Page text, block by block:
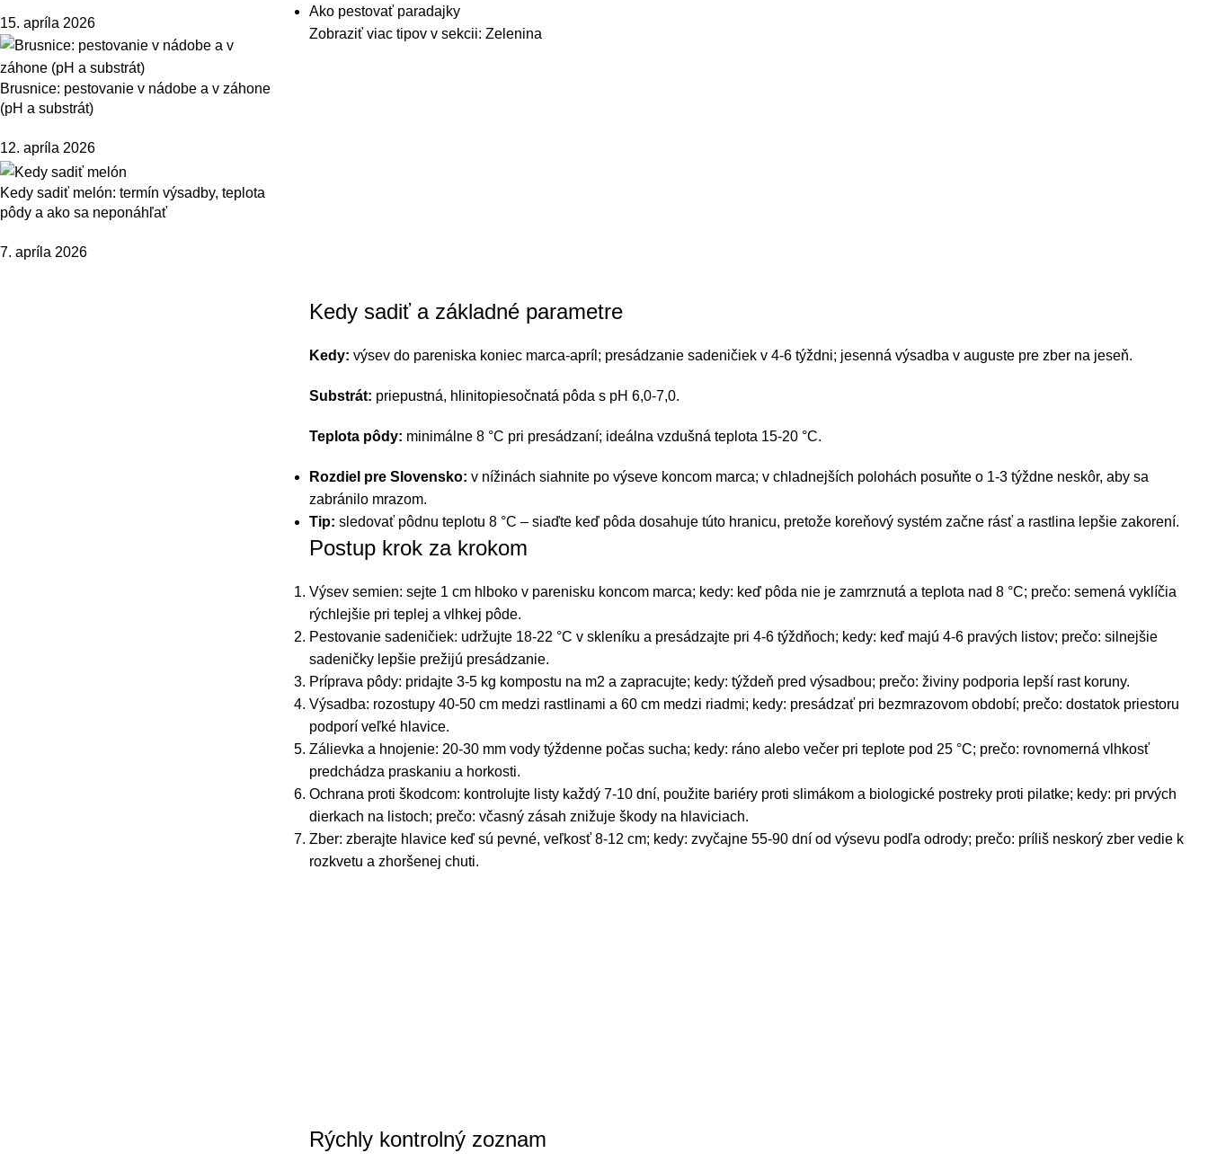
15. apríla 2026
Brusnice: pestovanie v nádobe a v záhone
(pH a substrát)
12. apríla 2026
Kedy sadiť melón: termín výsadby, teplota
pôdy a ako sa neponáhľať
7. apríla 2026
Ako pestovať paradajky
Zobraziť viac tipov v sekcii: Zelenina
Kedy sadiť a základné parametre
Kedy: výsev do pareniska koniec marca-apríl; presádzanie sadeničiek v 4-6 týždni; jesenná výsadba v auguste pre zber na jeseň.
Substrát: priepustná, hlinitopiesočnatá pôda s pH 6,0-7,0.
Teplota pôdy: minimálne 8 °C pri presádzaní; ideálna vzdušná teplota 15-20 °C.
Rozdiel pre Slovensko: v nížinách siahnite po výseve koncom marca; v chladnejších polohách posuňte o 1-3 týždne neskôr, aby sa
zabránilo mrazom.
Tip: sledovať pôdnu teplotu 8 °C – siaďte keď pôda dosahuje túto hranicu, pretože koreňový systém začne rásť a rastlina lepšie zakorení.
Postup krok za krokom
Výsev semien: sejte 1 cm hlboko v parenisku koncom marca; kedy: keď pôda nie je zamrznutá a teplota nad 8 °C; prečo: semená vyklíčia
rýchlejšie pri teplej a vlhkej pôde.
Pestovanie sadeničiek: udržujte 18-22 °C v skleníku a presádzajte pri 4-6 týždňoch; kedy: keď majú 4-6 pravých listov; prečo: silnejšie
sadeničky lepšie prežijú presádzanie.
Príprava pôdy: pridajte 3-5 kg kompostu na m2 a zapracujte; kedy: týždeň pred výsadbou; prečo: živiny podporia lepší rast koruny.
Výsadba: rozostupy 40-50 cm medzi rastlinami a 60 cm medzi riadmi; kedy: presádzať pri bezmrazovom období; prečo: dostatok priestoru
podporí veľké hlavice.
Zálievka a hnojenie: 20-30 mm vody týždenne počas sucha; kedy: ráno alebo večer pri teplote pod 25 °C; prečo: rovnomerná vlhkosť
predchádza praskaniu a horkosti.
Ochrana proti škodcom: kontrolujte listy každý 7-10 dní, použite bariéry proti slimákom a biologické postreky proti pilatke; kedy: pri prvých
dierkach na listoch; prečo: včasný zásah znižuje škody na hlaviciach.
Zber: zberajte hlavice keď sú pevné, veľkosť 8-12 cm; kedy: zvyčajne 55-90 dní od výsevu podľa odrody; prečo: príliš neskorý zber vedie k
rozkvetu a zhoršenej chuti.
Rýchly kontrolný zoznam